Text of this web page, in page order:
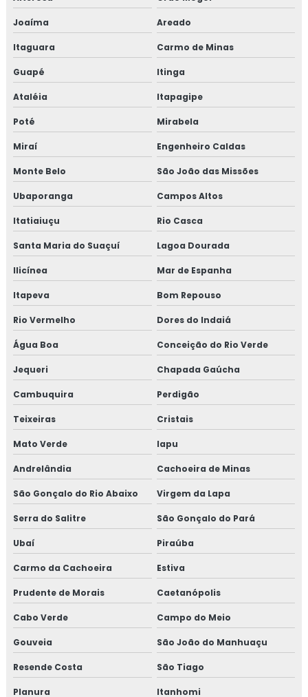
Treinamento em rastreabilidade e recall
Treinamento em reciclagem auditores internos iso9001
Treinamento em reciclagem equipe HACCP
Treinamento em reciclagem sobre segurança dos
alimentos
Treinamento em revisão norma FSSC 22000
Treinamento em revisão plano HACCP
regulatórios
Treinamento em rotulagem de alimentos
Treinamento em sensibilização programa 5s
Treinamento em sistema de gestão halal
Treinamento em transporte de feed materials
Treinamento em tratamento de não conformidades
Treinamento em tratamento de não conformidades e
causas raiz
Joaíma Areado
Itaguara Carmo de Minas
Guapé Itinga
Ataléia Itapagipe
Poté Mirabela
Miraí Engenheiro Caldas
Monte Belo São João das Missões
Ubaporanga Campos Altos
Itatiaiuçu Rio Casca
Santa Maria do Suaçuí Lagoa Dourada
Ilicínea Mar de Espanha
Itapeva Bom Repouso
Rio Vermelho Dores do Indaiá
Água Boa Conceição do Rio Verde
Jequeri Chapada Gaúcha
Cambuquira Perdigão
Teixeiras Cristais
Mato Verde Iapu
Andrelândia Cachoeira de Minas
São Gonçalo do Rio Abaixo Virgem da Lapa
Serra do Salitre São Gonçalo do Pará
Ubaí Piraúba
Carmo da Cachoeira Estiva
Prudente de Morais Caetanópolis
Cabo Verde Campo do Meio
Gouveia São João do Manhuaçu
Resende Costa São Tiago
Planura Itanhomi